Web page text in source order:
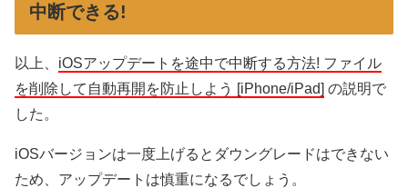
中断できる!
以上、 iOSアップデートを途中で中断する方法! ファイル
を削除して自動再開を防止しよう [iPhone/iPad] の説明で
した。
iOSバージョンは一度上げるとダウングレードはできない
ため、アップデートは慎重になるでしょう。